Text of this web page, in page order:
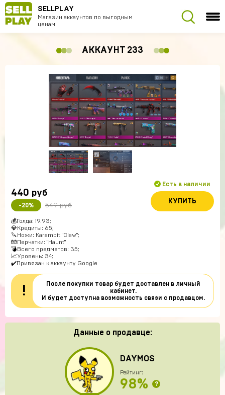
SELLPLAY
Магазин аккаунтов по выгодным
ценам
АККАУНТ 233
440 руб
-20% 549 руб
Есть в наличии
КУПИТЬ
💰Голда: 19.93;
💎Кредиты: 65;
🔪Ножи: Karambit "Claw";
🧤Перчатки: "Haunt"
💣Всего предметов: 35;
📈Уровень: 34;
✔️Привязан к аккаунту Google
!
После покупки товар будет доставлен в личный
кабинет.
И будет доступна возможность связи с продавцом.
Данные о продавце:
DAYMOS
Рейтинг:
98% ?